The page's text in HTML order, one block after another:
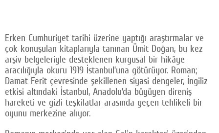
Erken Cumhuriyet tarihi üzerine yaptığı araştırmalar ve
çok konuşulan kitaplarıyla tanınan Ümit Doğan, bu kez
arşiv belgeleriyle desteklenen kurgusal bir hikâye
aracılığıyla okuru 1919 İstanbul’una götürüyor. Roman;
Damat Ferit çevresinde şekillenen siyasi dengeler, İngiliz
etkisi altındaki İstanbul, Anadolu’da büyüyen direniş
hareketi ve gizli teşkilatlar arasında geçen tehlikeli bir
oyunu merkezine alıyor.